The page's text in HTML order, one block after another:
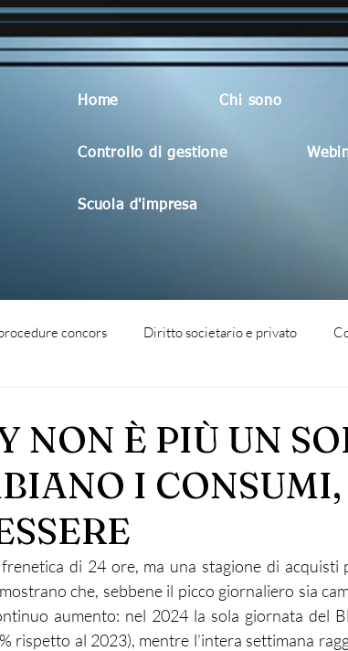
Home Chi sono
Controllo di gestione
Scuola d'impresa
concors Diritto societario e privato
NON È PIÙ UN
I CONSUMI,
di 24 ore, ma una stagione di acquisti
mostrano che, sebbene il picco giornaliero sia
aumento: nel 2024 la sola giornata del
rispetto al 2023), mentre l’intera settimana